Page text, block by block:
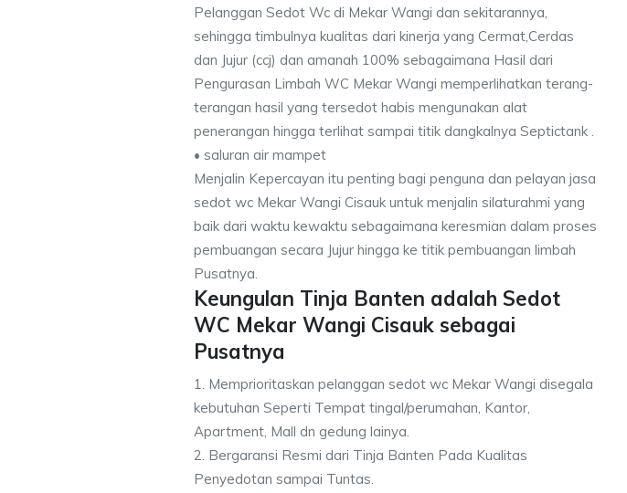
Pelanggan Sedot Wc di Mekar Wangi dan sekitarannya,
sehingga timbulnya kualitas dari kinerja yang Cermat,Cerdas
dan Jujur (ccj) dan amanah 100% sebagaimana Hasil dari
Pengurasan Limbah WC Mekar Wangi memperlihatkan terang-
terangan hasil yang tersedot habis mengunakan alat
penerangan hingga terlihat sampai titik dangkalnya Septictank .
• saluran air mampet
Menjalin Kepercayan itu penting bagi penguna dan pelayan jasa
sedot wc Mekar Wangi Cisauk untuk menjalin silaturahmi yang
baik dari waktu kewaktu sebagaimana keresmian dalam proses
pembuangan secara Jujur hingga ke titik pembuangan limbah
Pusatnya.
Keungulan Tinja Banten adalah Sedot
WC Mekar Wangi Cisauk sebagai
Pusatnya
1. Memprioritaskan pelanggan sedot wc Mekar Wangi disegala
kebutuhan Seperti Tempat tingal/perumahan, Kantor,
Apartment, Mall dn gedung lainya.
2. Bergaransi Resmi dari Tinja Banten Pada Kualitas
Penyedotan sampai Tuntas.